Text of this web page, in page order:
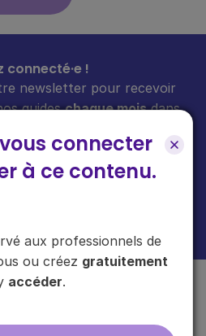
connecter
à ce contenu.
aux professionnels de
ou créez gratuitement
accéder.
connecté·e !
newsletter pour recevoir
guideschaque moisdans